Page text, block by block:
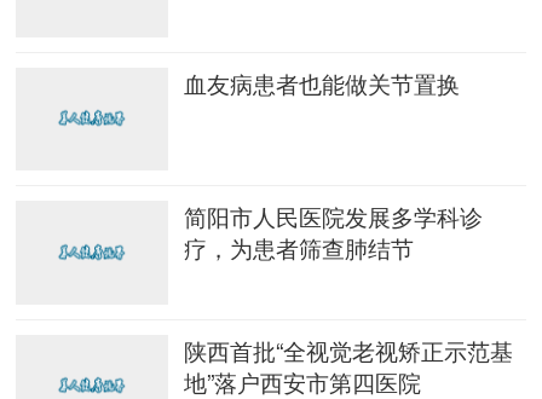
血友病患者也能做关节置换
简阳市人民医院发展多学科诊
疗，为患者筛查肺结节
陕西首批“全视觉老视矫正示范基
地”落户西安市第四医院